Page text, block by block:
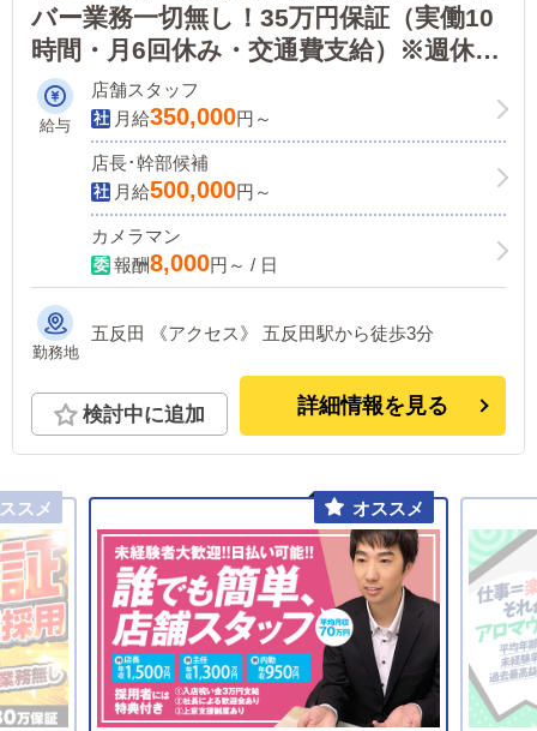
バー業務一切無し！35万円保証（実働10
時間・月6回休み・交通費支給）※週休2
日、実働8時間、選択制！体育会系のノリ
は一切ありません！未経験者、40代大歓
給与
店舗スタッフ
月給350,000円～
店長･幹部候補
月給500,000円～
カメラマン
報酬8,000円～ / 日
勤務地
五反田 《アクセス》 五反田駅から徒歩3分
検討中に追加 詳細情報を見る